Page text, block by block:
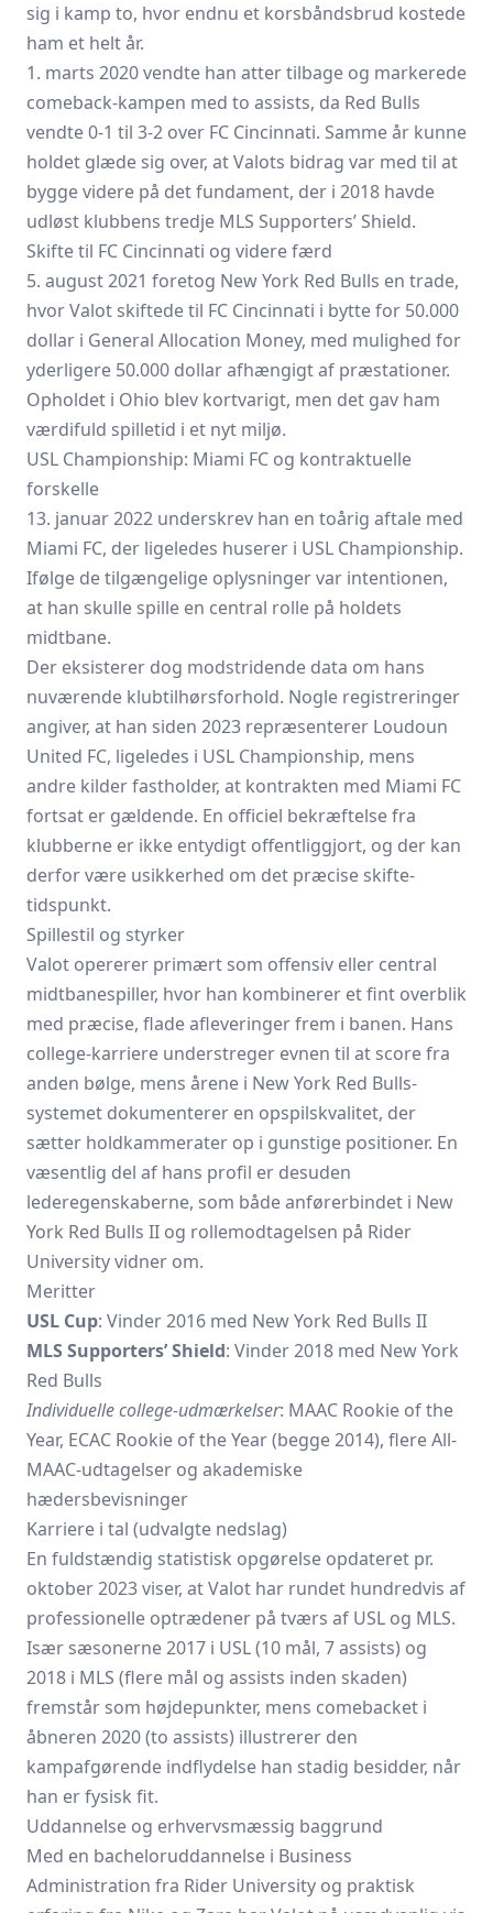
sig i kamp to, hvor endnu et korsbåndsbrud kostede
ham et helt år.
1. marts 2020 vendte han atter tilbage og markerede
comeback-kampen med to assists, da Red Bulls
vendte 0-1 til 3-2 over FC Cincinnati. Samme år kunne
holdet glæde sig over, at Valots bidrag var med til at
bygge videre på det fundament, der i 2018 havde
udløst klubbens tredje MLS Supporters’ Shield.
Skifte til FC Cincinnati og videre færd
5. august 2021 foretog New York Red Bulls en trade,
hvor Valot skiftede til FC Cincinnati i bytte for 50.000
dollar i General Allocation Money, med mulighed for
yderligere 50.000 dollar afhængigt af præstationer.
Opholdet i Ohio blev kortvarigt, men det gav ham
værdifuld spilletid i et nyt miljø.
USL Championship: Miami FC og kontraktuelle
forskelle
13. januar 2022 underskrev han en toårig aftale med
Miami FC, der ligeledes huserer i USL Championship.
Ifølge de tilgængelige oplysninger var intentionen,
at han skulle spille en central rolle på holdets
midtbane.
Der eksisterer dog modstridende data om hans
nuværende klubtilhørsforhold. Nogle registreringer
angiver, at han siden 2023 repræsenterer Loudoun
United FC, ligeledes i USL Championship, mens
andre kilder fastholder, at kontrakten med Miami FC
fortsat er gældende. En officiel bekræftelse fra
klubberne er ikke entydigt offentliggjort, og der kan
derfor være usikkerhed om det præcise skifte-
tidspunkt.
Spillestil og styrker
Valot opererer primært som offensiv eller central
midtbanespiller, hvor han kombinerer et fint overblik
med præcise, flade afleveringer frem i banen. Hans
college-karriere understreger evnen til at score fra
anden bølge, mens årene i New York Red Bulls-
systemet dokumenterer en opspilskvalitet, der
sætter holdkammerater op i gunstige positioner. En
væsentlig del af hans profil er desuden
lederegenskaberne, som både anførerbindet i New
York Red Bulls II og rollemodtagelsen på Rider
University vidner om.
Meritter
USL Cup: Vinder 2016 med New York Red Bulls II
MLS Supporters’ Shield: Vinder 2018 med New York
Red Bulls
Individuelle college-udmærkelser: MAAC Rookie of the
Year, ECAC Rookie of the Year (begge 2014), flere All-
MAAC-udtagelser og akademiske
hædersbevisninger
Karriere i tal (udvalgte nedslag)
En fuldstændig statistisk opgørelse opdateret pr.
oktober 2023 viser, at Valot har rundet hundredvis af
professionelle optrædener på tværs af USL og MLS.
Især sæsonerne 2017 i USL (10 mål, 7 assists) og
2018 i MLS (flere mål og assists inden skaden)
fremstår som højdepunkter, mens comebacket i
åbneren 2020 (to assists) illustrerer den
kampafgørende indflydelse han stadig besidder, når
han er fysisk fit.
Uddannelse og erhvervsmæssig baggrund
Med en bacheloruddannelse i Business
Administration fra Rider University og praktisk